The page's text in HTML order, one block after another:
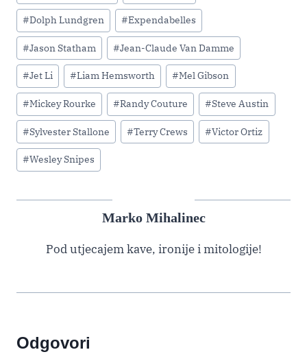
#Dolph Lundgren #Expendabelles
#Jason Statham #Jean-Claude Van Damme
#Jet Li #Liam Hemsworth #Mel Gibson
#Mickey Rourke #Randy Couture #Steve Austin
#Sylvester Stallone #Terry Crews #Victor Ortiz
#Wesley Snipes
Marko Mihalinec
Pod utjecajem kave, ironije i mitologije!
Odgovori